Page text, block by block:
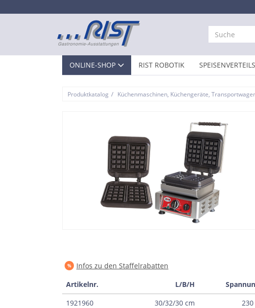
ONLINE-SHOP RIST ROBOTIK
Produktkatalog / Küchenmaschinen, Küchengeräte,
Infos zu den Staffelrabatten
Artikelnr.
L/B/H
1921960
30/32/30 cm 230